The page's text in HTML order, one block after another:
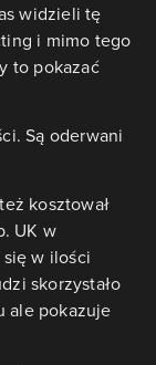
widzieli tę
i mimo tego
to pokazać
Są oderwani
kosztował
UK w
w ilości
skorzystało
ale pokazuje